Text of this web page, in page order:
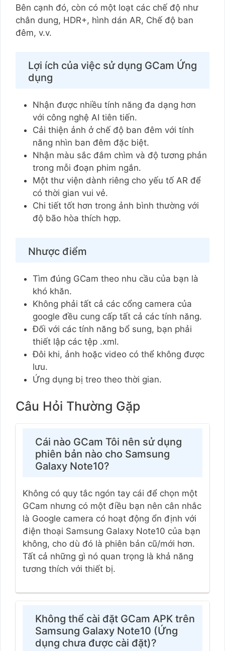
Bên cạnh đó, còn có một loạt các chế độ như
chân dung, HDR+, hình dán AR, Chế độ ban
đêm, v.v.
Lợi ích của việc sử dụng GCam Ứng
dụng
Nhận được nhiều tính năng đa dạng hơn
với công nghệ AI tiên tiến.
Cải thiện ảnh ở chế độ ban đêm với tính
năng nhìn ban đêm đặc biệt.
Nhận màu sắc đắm chìm và độ tương phản
trong mỗi đoạn phim ngắn.
Một thư viện dành riêng cho yếu tố AR để
có thời gian vui vẻ.
Chi tiết tốt hơn trong ảnh bình thường với
độ bão hòa thích hợp.
Nhược điểm
Tìm đúng GCam theo nhu cầu của bạn là
khó khăn.
Không phải tất cả các cổng camera của
google đều cung cấp tất cả các tính năng.
Đối với các tính năng bổ sung, bạn phải
thiết lập các tệp .xml.
Đôi khi, ảnh hoặc video có thể không được
lưu.
Ứng dụng bị treo theo thời gian.
Câu Hỏi Thường Gặp
Cái nào GCam Tôi nên sử dụng
phiên bản nào cho Samsung
Galaxy Note10?
Không có quy tắc ngón tay cái để chọn một
GCam nhưng có một điều bạn nên cân nhắc
là Google camera có hoạt động ổn định với
điện thoại Samsung Galaxy Note10 của bạn
không, cho dù đó là phiên bản cũ/mới hơn.
Tất cả những gì nó quan trọng là khả năng
tương thích với thiết bị.
Không thể cài đặt GCam APK trên
Samsung Galaxy Note10 (Ứng
dụng chưa được cài đặt)?